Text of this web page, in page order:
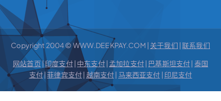
Copyright 2004 © WWW.DEEKPAY.COM | 关于我们 |联系我们
网站首页|印度支付| 中东支付| 孟加拉支付| 巴基斯坦支付| 泰国
支付|菲律宾支付| 越南支付| 马来西亚支付 | 印尼支付